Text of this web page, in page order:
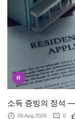
R
소득 증빙의 정석
06 Aug 2026 0